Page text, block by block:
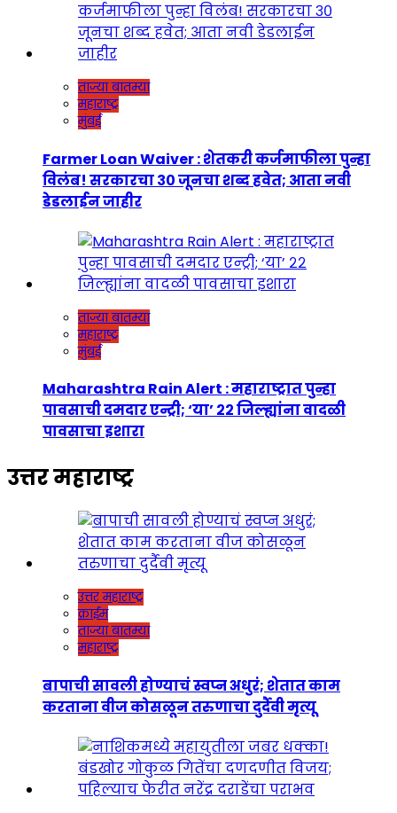
ताज्या बातम्या
महाराष्ट्र
मुंबई
Farmer Loan Waiver : शेतकरी कर्जमाफीला पुन्हा
विलंब! सरकारचा ३० जूनचा शब्द हवेत; आता नवी
डेडलाईन जाहीर
ताज्या बातम्या
महाराष्ट्र
मुंबई
Maharashtra Rain Alert : महाराष्ट्रात पुन्हा
पावसाची दमदार एन्ट्री; ‘या’ २२ जिल्ह्यांना वादळी
पावसाचा इशारा
उत्तर महाराष्ट्र
उत्तर महाराष्ट्र
क्राईम
ताज्या बातम्या
महाराष्ट्र
बापाची सावली होण्याचं स्वप्न अधुरं; शेतात काम
करताना वीज कोसळून तरुणाचा दुर्दैवी मृत्यू